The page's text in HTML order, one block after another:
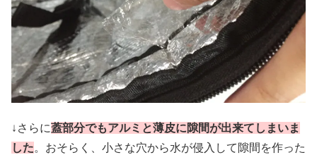
↓さらに蓋部分でもアルミと薄皮に隙間が出来てしまいま
した。おそらく、小さな穴から水が侵入して隙間を作った